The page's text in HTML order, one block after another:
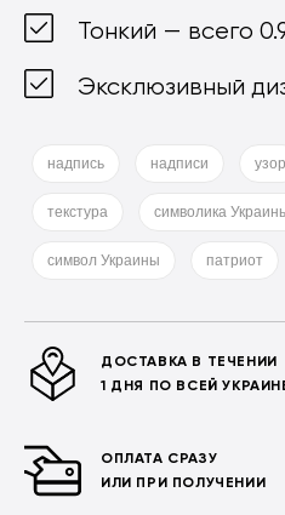
Тонкий — всего
Эксклюзивный
надпись надписи узор
текстура символика Украины
символ Украины патриот
ДОСТАВКА В ТЕЧЕНИИ
1 ДНЯ ПО ВСЕЙ
ОПЛАТА СРАЗУ
ИЛИ ПРИ ПОЛУЧЕНИИ